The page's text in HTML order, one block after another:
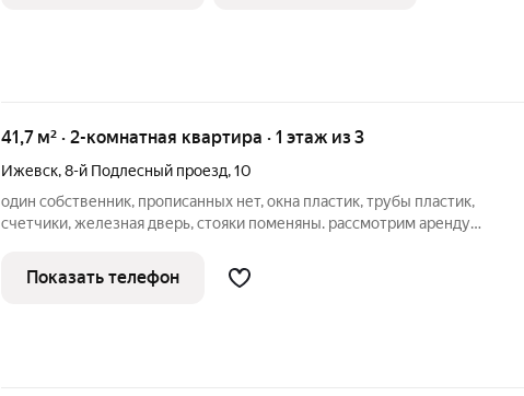
41,7 м² · 2-комнатная квартира · 1 этаж из 3
Ижевск,8-й Подлесный проезд,10
один собственник, прописанных нет, окна пластик, трубы пластик,
счетчики, железная дверь, стояки поменяны. рассмотрим аренду с
Показать телефон